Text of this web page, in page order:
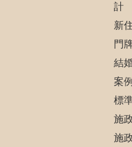
計
新
門
結
案
標
施
施